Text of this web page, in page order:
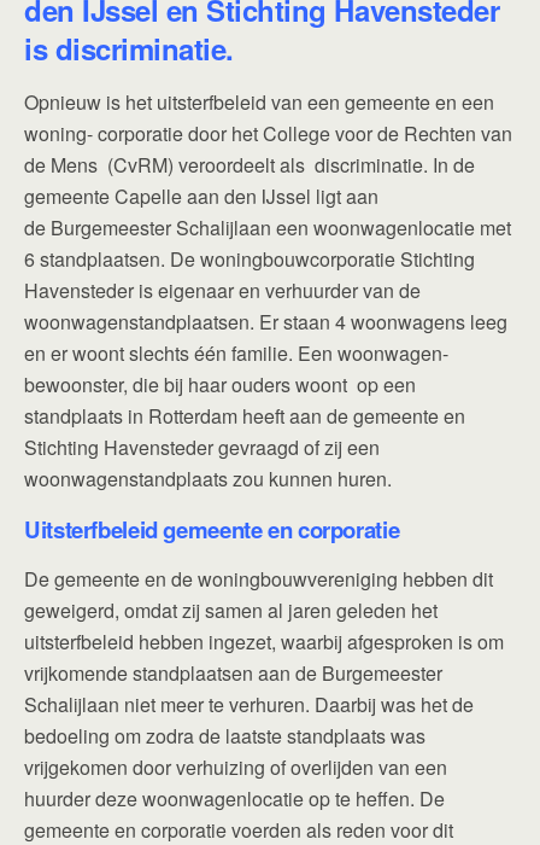
den IJssel en Stichting Havensteder
is discriminatie.
Opnieuw is het uitsterfbeleid van een gemeente en een
woning- corporatie door het College voor de Rechten van
de Mens (CvRM) veroordeelt als discriminatie. In de
gemeente Capelle aan den IJssel ligt aan
de Burgemeester Schalijlaan een woonwagenlocatie met
6 standplaatsen. De woningbouwcorporatie Stichting
Havensteder is eigenaar en verhuurder van de
woonwagenstandplaatsen. Er staan 4 woonwagens leeg
en er woont slechts één familie. Een woonwagen-
bewoonster, die bij haar ouders woont op een
standplaats in Rotterdam heeft aan de gemeente en
Stichting Havensteder gevraagd of zij een
woonwagenstandplaats zou kunnen huren.
Uitsterfbeleid gemeente en corporatie
De gemeente en de woningbouwvereniging hebben dit
geweigerd, omdat zij samen al jaren geleden het
uitsterfbeleid hebben ingezet, waarbij afgesproken is om
vrijkomende standplaatsen aan de Burgemeester
Schalijlaan niet meer te verhuren. Daarbij was het de
bedoeling om zodra de laatste standplaats was
vrijgekomen door verhuizing of overlijden van een
huurder deze woonwagenlocatie op te heffen. De
gemeente en corporatie voerden als reden voor dit